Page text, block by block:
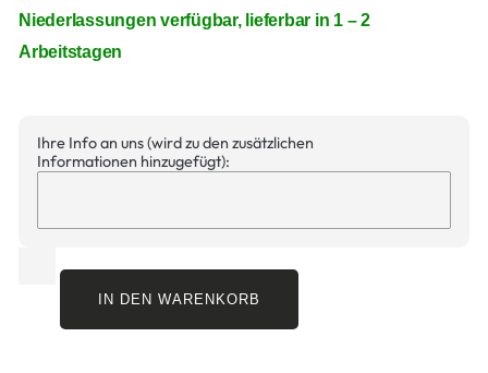
Niederlassungen verfügbar, lieferbar in 1 – 2
Arbeitstagen
Ihre Info an uns (wird zu den zusätzlichen
Informationen hinzugefügt):
IN DEN WARENKORB